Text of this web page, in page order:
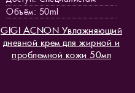
Объём: 50ml
GIGI ACNON Увлажняющий
дневной крем для жирной и
проблемной кожи 50мл